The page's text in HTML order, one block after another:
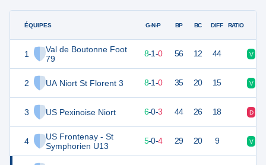
ÉQUIPES
1
Val de Boutonne Foot
79
2 UA Niort St Florent 3
3 US Pexinoise Niort
4
US Frontenay - St
Symphorien U13
G-N-P BP BC DIFF RATIO
25 9 8-1-0 56 12 44 V
25 8-1-0 35 20 15 V
18 6-0-3 44 26 18 D
15 5-0-4 29 20 9 V